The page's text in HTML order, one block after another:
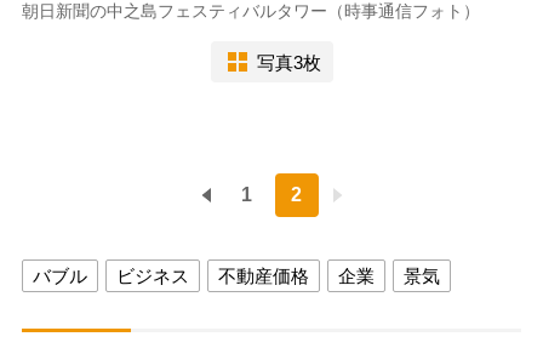
朝日新聞の中之島フェスティバルタワー（時事通信フォト）
写真3枚
1 2
バブル ビジネス 不動産価格 企業 景気